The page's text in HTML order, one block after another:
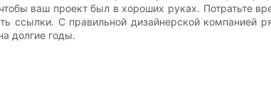
ваш проект был в хороших руках. Потратьте
ссылки. С правильной дизайнерской
долгие годы.